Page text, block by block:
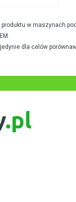
w maszynach
dla celów